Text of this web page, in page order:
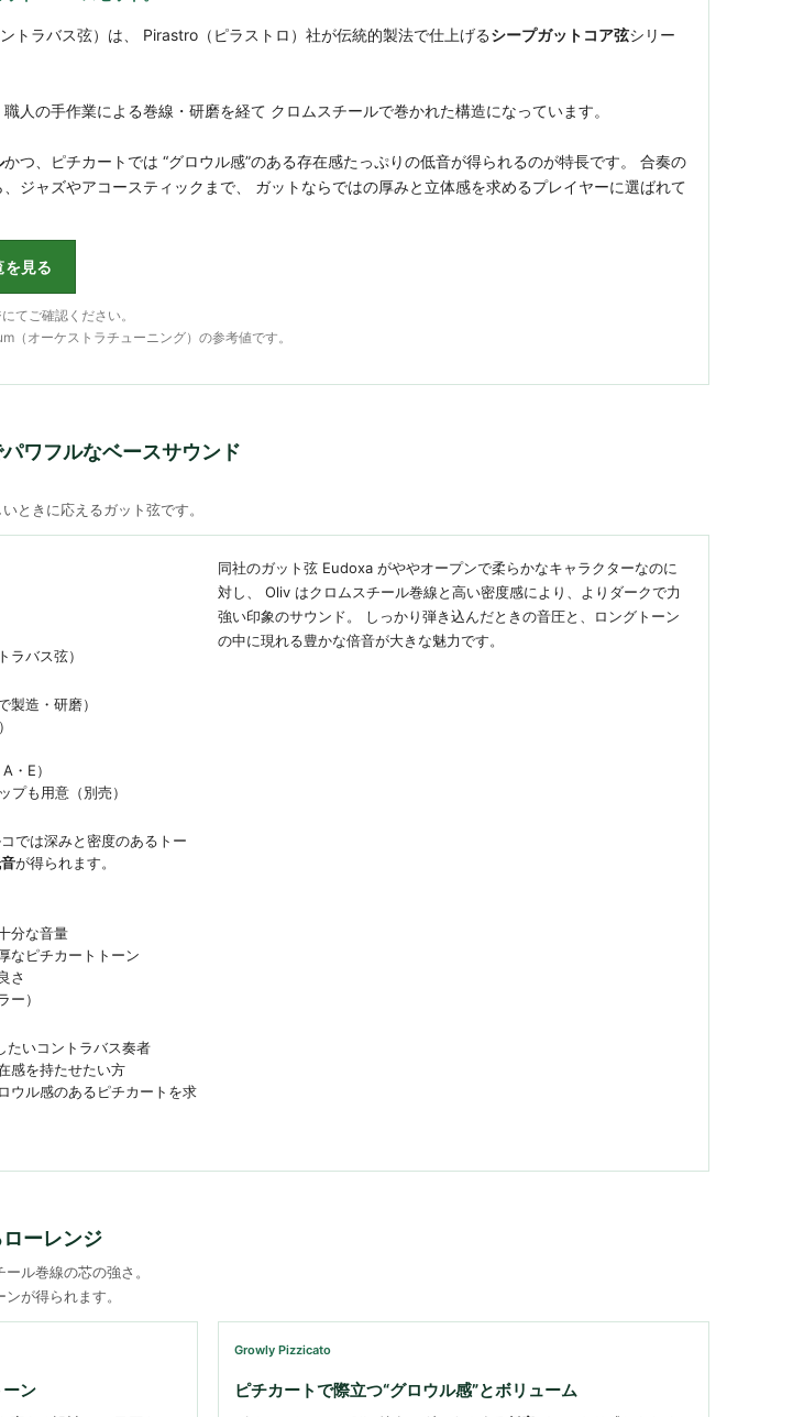
トラバス弦）は、 Pirastro（ピラストロ）社が伝統的製法で仕上げるシープガットコア弦シリー
人の手作業による巻線・研磨を経て クロムスチールで巻かれた構造になっています。
かつ、ピチカートでは “グロウル感”のある存在感たっぷりの低音が得られるのが特長です。 合奏の
ジャズやアコースティックまで、 ガットならではの厚みと立体感を求めるプレイヤーに選ばれて
を見る
てご確認ください。
オーケストラチューニング）の参考値です。
ワフルなベースサウンド
ときに応えるガット弦です。
バス弦）
製造・研磨）
・E）
も用意（別売）
では深みと密度のあるトー
が得られます。
分な音量
なピチカートトーン
さ
）
たいコントラバス奏者
感を持たせたい方
ウル感のあるピチカートを求
同社のガット弦 Eudoxa がややオープンで柔らかなキャラクターなのに
対し、 Oliv はクロムスチール巻線と高い密度感により、よりダークで力
強い印象のサウンド。 しっかり弾き込んだときの音圧と、ロングトーン
の中に現れる豊かな倍音が大きな魅力です。
ーレンジ
ル巻線の芯の強さ。
が得られます。
ン
Growly Pizzicato
ピチカートで際立つ“グロウル感”とボリューム